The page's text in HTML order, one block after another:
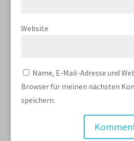
Website
Name, E-Mail-Adresse und
Browser für meinen nächsten
speichern.